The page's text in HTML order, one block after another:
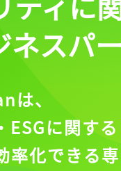
会員登録
ネスパ
、
ESGに関する
率化できる